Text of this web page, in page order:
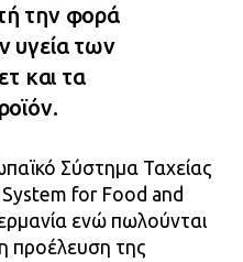
την φορά
υγεία των
και τα
Σύστημα Ταχείας
System for Food and
ενώ πωλούνται
προέλευση της